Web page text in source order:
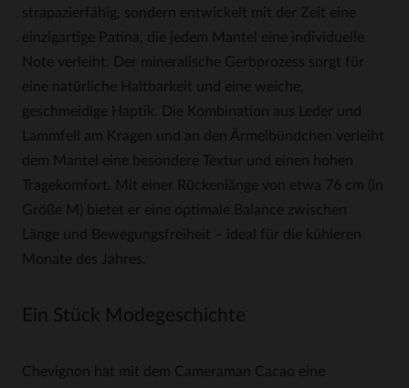
strapazierfähig, sondern entwickelt mit der Zeit eine
einzigartige Patina, die jedem Mantel eine individuelle
Note verleiht. Der mineralische Gerbprozess sorgt für
eine natürliche Haltbarkeit und eine weiche,
geschmeidige Haptik. Die Kombination aus Leder und
Lammfell am Kragen und an den Ärmelbündchen verleiht
dem Mantel eine besondere Textur und einen hohen
Tragekomfort. Mit einer Rückenlänge von etwa 76 cm (in
Größe M) bietet er eine optimale Balance zwischen
Länge und Bewegungsfreiheit – ideal für die kühleren
Monate des Jahres.
Ein Stück Modegeschichte
Chevignon hat mit dem Cameraman Cacao eine